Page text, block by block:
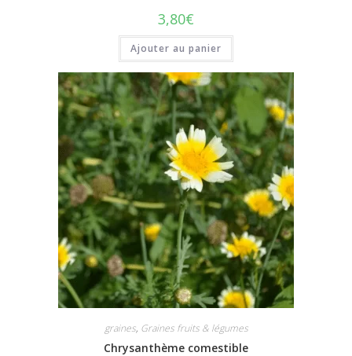
3,80€
Ajouter au panier
graines, Graines fruits & légumes
Chrysanthème comestible